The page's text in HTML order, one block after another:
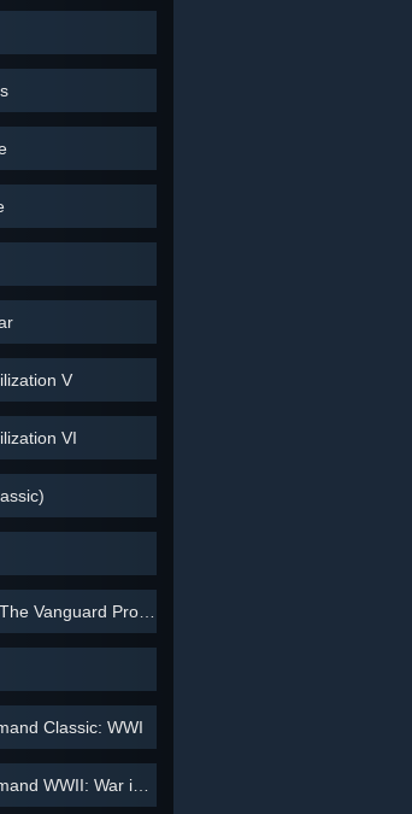
V
VI
Vanguard Prophecy
Classic: WWI
WWII: War in Europe